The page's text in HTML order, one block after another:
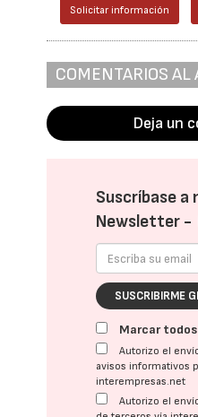
Solicitar información
COMENTARIOS
Deja un
Suscríbase a
Newsletter -
SUSCRIBIRME
Marcar todos
Autorizo el
avisos informativos
interempresas.net
Autorizo el